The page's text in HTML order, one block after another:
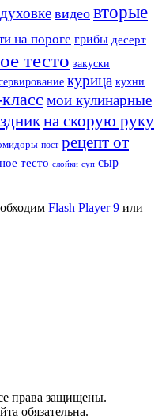
видео вторые
на пороге грибы десерт
тесто закуски
курица кухни
мои кулинарные
на скорую руку
пост рецепт от
тесто слойки суп сыр
Flash Player 9 или
защищены.
обязательна.